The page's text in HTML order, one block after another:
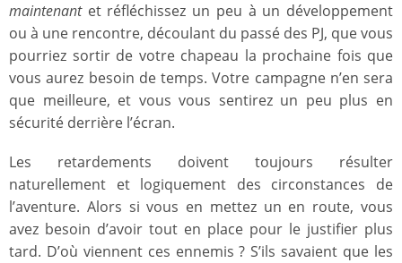
maintenantet réfléchissez un peu à un développement
ou à une rencontre, découlant du passé des PJ, que vous
pourriez sortir de votre chapeau la prochaine fois que
vous aurez besoin de temps. Votre campagne n’en sera
que meilleure, et vous vous sentirez un peu plus en
sécurité derrière l’écran.
Les retardements doivent toujours résulter
naturellement et logiquement des circonstances de
l’aventure. Alors si vous en mettez un en route, vous
avez besoin d’avoir tout en place pour le justifier plus
tard. D’où viennent ces ennemis ? S’ils savaient que les